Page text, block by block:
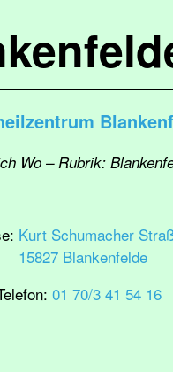
Wo – Rubrik:
Kurt Schumacher
15827 Blankenfelde
01 70/3 41 54 16